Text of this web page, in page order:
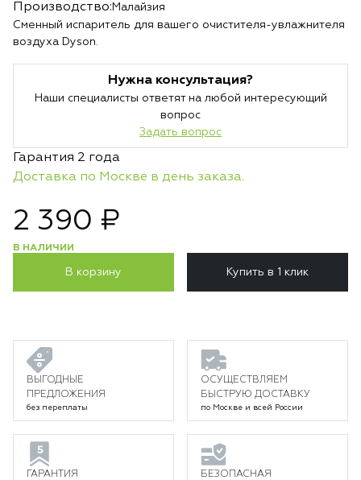
Производство: Малайзия
Сменный испаритель для вашего очистителя-увлажнителя
воздуха Dyson.
Нужна консультация?
Наши специалисты ответят на любой интересующий
вопрос
Задать вопрос
Гарантия 2 года
Доставка по Москве в день заказа.
2 390 ₽
В НАЛИЧИИ
В корзину Купить в 1 клик
ВЫГОДНЫЕ
ПРЕДЛОЖЕНИЯ
без переплаты
ОСУЩЕСТВЛЯЕМ
БЫСТРУЮ ДОСТАВКУ
по Москве и всей России
ГАРАНТИЯ
БЕЗОПАСНАЯ